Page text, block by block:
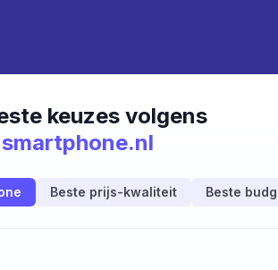
keuzes volgens
smartphone.nl
Beste prijs-kwaliteit Beste